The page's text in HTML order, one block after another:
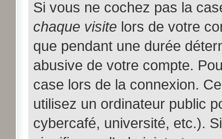
Si vous ne cochez pas la
chaque visite lors de votre
que pendant une durée
abusive de votre compte.
case lors de la connexion.
utilisez un ordinateur public
cybercafé, université, etc.).